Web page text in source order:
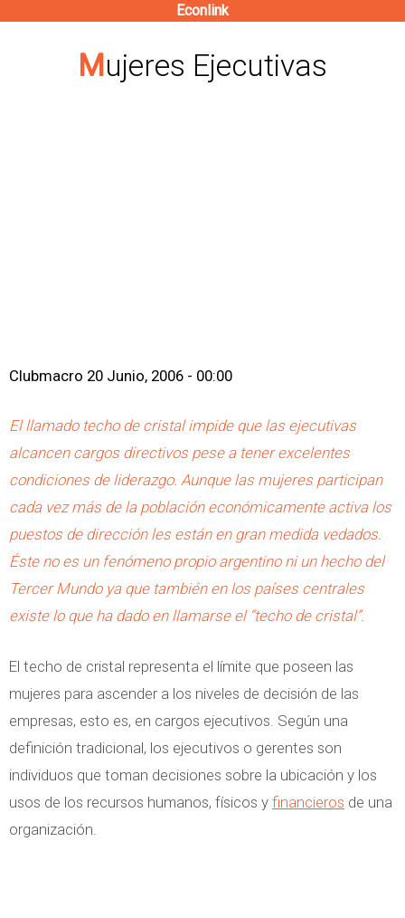
contenido
Econlink
Mujeres Ejecutivas
Clubmacro 20 Junio, 2006 - 00:00
El llamado techo de cristal impide que las ejecutivas
alcancen cargos directivos pese a tener excelentes
condiciones de liderazgo. Aunque las mujeres participan
cada vez más de la población económicamente activa los
puestos de dirección les están en gran medida vedados.
Éste no es un fenómeno propio argentino ni un hecho del
Tercer Mundo ya que también en los países centrales
existe lo que ha dado en llamarse el “techo de cristal”.
El techo de cristal representa el límite que poseen las
mujeres para ascender a los niveles de decisión de las
empresas, esto es, en cargos ejecutivos. Según una
definición tradicional, los ejecutivos o gerentes son
individuos que toman decisiones sobre la ubicación y los
usos de los recursos humanos, físicos y financieros de una
organización.